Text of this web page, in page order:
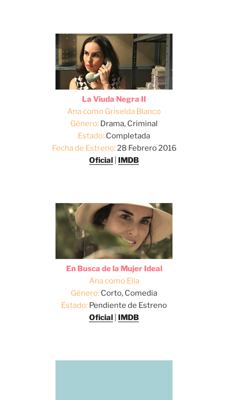
La Viuda Negra II
Ana como Griselda Blanco
Género: Drama, Criminal
Estado: Completada
Fecha de Estreno:28 Febrero 2016
Oficial
IMDB
En Busca de la Mujer Ideal
Ana como Ella
Género: Corto, Comedia
Estado: Pendiente de Estreno
Oficial
IMDB